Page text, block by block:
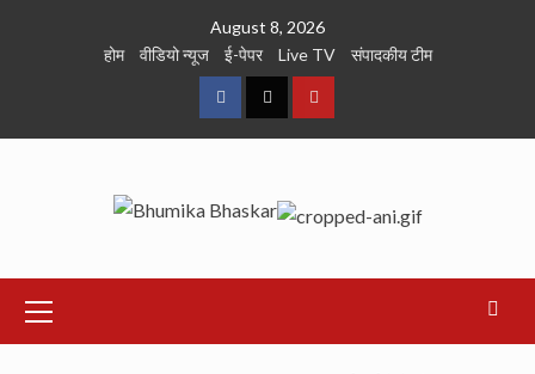
August 8, 2026
होम
वीडियो न्यूज ई-पेपर Live TV संपादकीय टीम
FacebookTwitterYoutube
Menu